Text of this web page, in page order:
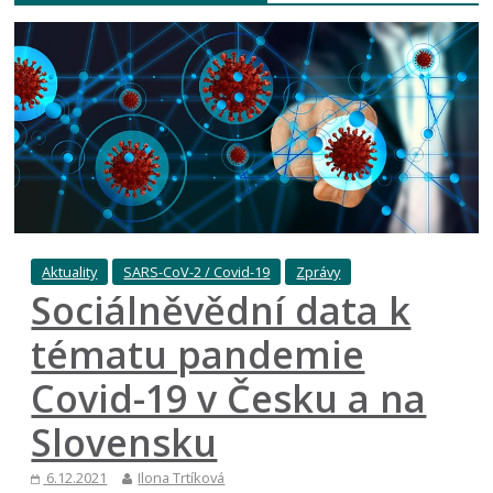
Aktuality SARS-CoV-2 / Covid-19 Zprávy
Sociálněvědní data k
tématu pandemie
Covid-19 v Česku a na
Slovensku
6.12.2021 Ilona Trtíková